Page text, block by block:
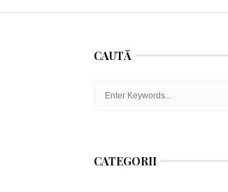
CAUTĂ
CATEGORII